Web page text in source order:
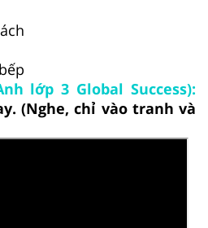
lớp 3 Global Success):
(Nghe, chỉ vào tranh và